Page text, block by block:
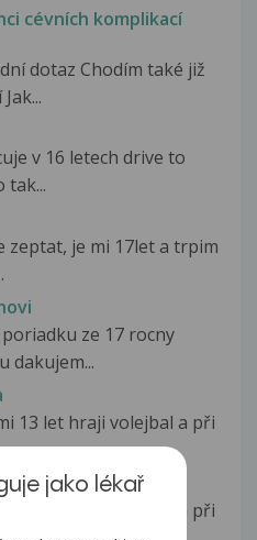
cévních komplikací
dotaz Chodím také již
v 16 letech drive to
tak...
zeptat, je mi 17let a trpim
ze 17 rocny
dakujem...
13 let hraji volejbal a při
13 let hraji volejbal a při
jako lékař